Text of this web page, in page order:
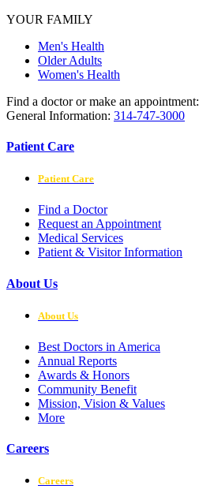
YOUR FAMILY
Men's Health
Older Adults
Women's Health
Find a doctor or make an appointment:
General Information: 314-747-3000
Patient Care
Patient Care
Find a Doctor
Request an Appointment
Medical Services
Patient & Visitor Information
About Us
About Us
Best Doctors in America
Annual Reports
Awards & Honors
Community Benefit
Mission, Vision & Values
More
Careers
Careers